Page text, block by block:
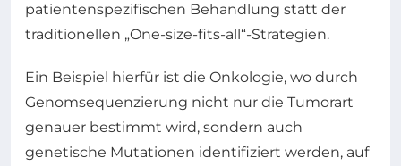
patientenspezifischen Behandlung statt der
traditionellen „One-size-fits-all“-Strategien.
Ein Beispiel hierfür ist die Onkologie, wo durch
Genomsequenzierung nicht nur die Tumorart
genauer bestimmt wird, sondern auch
genetische Mutationen identifiziert werden, auf